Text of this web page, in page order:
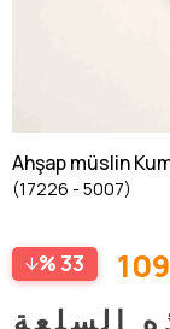
Ahşap müslin
(17226 - 5007)
33
السلعة